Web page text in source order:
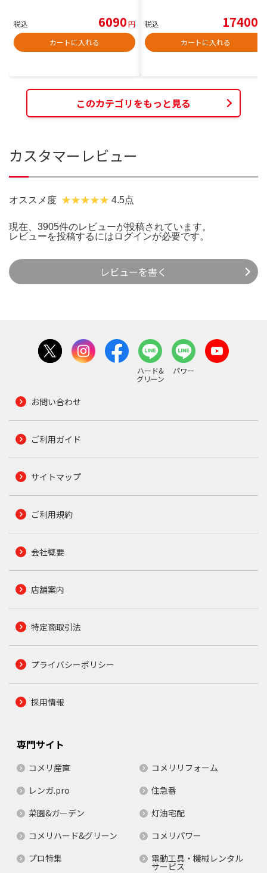
税込 6090円
カートに入れる
税込 17400
カートに入れる
このカテゴリをもっと見る
カスタマーレビュー
オススメ度 4.5点
現在、3905件のレビューが投稿されています。
レビューを投稿するには ログインが必要です。
レビューを書く
ハード&
グリーン
パワー
お問い合わせ
ご利用ガイド
サイトマップ
ご利用規約
会社概要
店舗案内
特定商取引法
プライバシーポリシー
採用情報
専門サイト
コメリ産直
コメリリフォーム
レンガ.pro
住急番
菜園&ガーデン
灯油宅配
コメリハード&グリーン
コメリパワー
プロ特集
電動工具・機械レンタル
サービス